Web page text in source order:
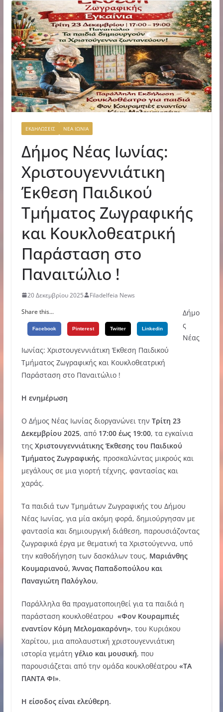
ΕΚΔΗΛΩΣΕΙΣ ΝΕΑ ΙΩΝΙΑ
Δήμος Νέας Ιωνίας:
Χριστουγεννιάτικη
Έκθεση Παιδικού
Τμήματος Ζωγραφικής
και Κουκλοθεατρική
Παράσταση στο
Παναιτώλιο !
20 Δεκεμβρίου 2025
Filadelfeia News
Share this...
Facebook Pinterest Twitter Linkedin
Δήμο
ς
Νέας
Ιωνίας: Χριστουγεννιάτικη Έκθεση Παιδικού
Τμήματος Ζωγραφικής και Κουκλοθεατρική
Παράσταση στο Παναιτώλιο !
Η ενημέρωση
Ο Δήμος Νέας Ιωνίας διοργανώνει την Τρίτη 23
Δεκεμβρίου 2025, από 17:00 έως 19:00, τα εγκαίνια
της Χριστουγεννιάτικης Έκθεσης του Παιδικού
Τμήματος Ζωγραφικής, προσκαλώντας μικρούς και
μεγάλους σε μια γιορτή τέχνης, φαντασίας και
χαράς.
Τα παιδιά των Τμημάτων Ζωγραφικής του Δήμου
Νέας Ιωνίας, για μία ακόμη φορά, δημιούργησαν με
φαντασία και δημιουργική διάθεση, παρουσιάζοντας
ζωγραφικά έργα με θεματική τα Χριστούγεννα, υπό
την καθοδήγηση των δασκάλων τους, Μαριάνθης
Κουμαριανού, Άννας Παπαδοπούλου και
Παναγιώτη Παλόγλου,
Παράλληλα θα πραγματοποιηθεί για τα παιδιά η
παράσταση κουκλοθέατρου «Φον Κουραμπιές
εναντίον Κόμη Μελομακαρόνη», του Κυριάκου
Χαρίτου, μια απολαυστική χριστουγεννιάτικη
ιστορία γεμάτη γέλιο και μουσική, που
παρουσιάζεται από την ομάδα κουκλοθέατρου «ΤΑ
ΠΑΝΤΑ ΦΙ».
Η είσοδος είναι ελεύθερη.